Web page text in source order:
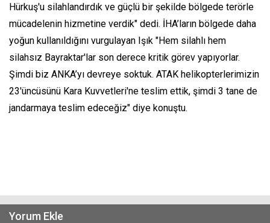
Hürkuş'u silahlandırdık ve güçlü bir şekilde bölgede terörle
mücadelenin hizmetine verdik" dedi. İHA’ların bölgede daha
yoğun kullanıldığını vurgulayan Işık "Hem silahlı hem
silahsız Bayraktar'lar son derece kritik görev yapıyorlar.
Şimdi biz ANKA’yı devreye soktuk. ATAK helikopterlerimizin
23'üncüsünü Kara Kuvvetleri'ne teslim ettik, şimdi 3 tane de
jandarmaya teslim edeceğiz" diye konuştu.
Yorum Ekle